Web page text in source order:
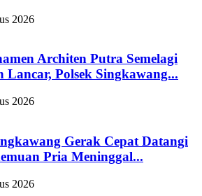
2026
Architen Putra Semelagi
Lancar, Polsek Singkawang...
2026
Gerak Cepat Datangi
Pria Meninggal...
2026